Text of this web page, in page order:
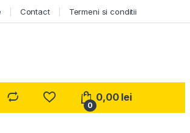
Contact Termeni si conditii
0
0,00 lei